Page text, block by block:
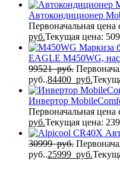
Автокондиционер
Первоначальная цена
руб.Текущая цена:
Маркиза
EAGLE M450WG,
99521руб.
руб..84400 руб.
Инвертор
Первоначальная цена
руб.Текущая цена:
30999руб.
руб..25999 руб.